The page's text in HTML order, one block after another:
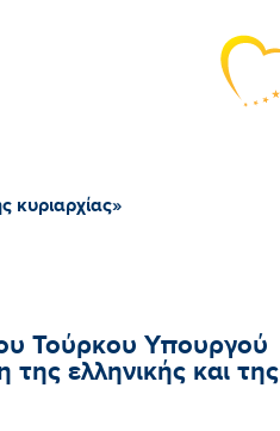
κυριαρχίας»
Τούρκου Υπουργού
ελληνικής και της